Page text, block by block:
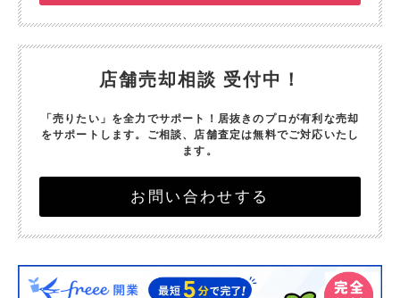
店舗売却相談 受付中！
「売りたい」を全力でサポート！ 居抜きのプロが有利な売却
をサポートします。 ご相談、店舗査定は無料でご対応いたし
ます。
お問い合わせする